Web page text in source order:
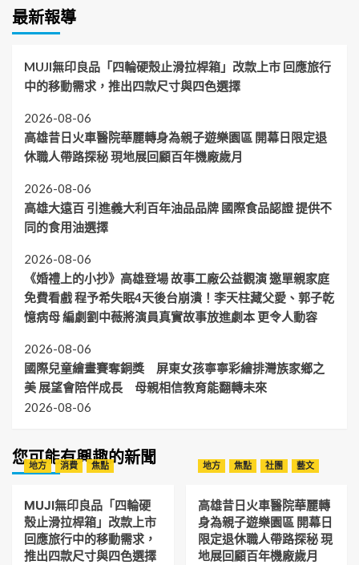
最新報導
MUJI無印良品「四輪硬殼止滑拉桿箱」改款上市 回應旅行
中的移動需求，推出四款尺寸與四色選擇
2026-08-06
高雄昔日火車醫院華麗轉身為親子遊樂園區 開幕日限定退
休職人帶路探秘 現地展回顧百年機廠歲月
2026-08-06
高雄大遠百 引進義大利百年油品品牌 國際食品認證 提供不
同的食用油選擇
2026-08-06
《婚禮上的小抄》高雄登場 故事工廠公益觀演 邀單親家庭
免費看戲 程予希失眠4天後台崩潰！李天柱藏父愛、郭子乾
憶病母 編劇劉中薇將演員真實故事放進劇本 更令人動容
2026-08-06
國際兒童繪畫賽奪銅獎 屏東女孩寧寧彩繪排灣族家鄉之
美 展望會陪伴成長 母親相信教育能翻轉未來
2026-08-06
您可能有興趣的新聞
地方 消費 焦點
MUJI無印良品「四輪硬
殼止滑拉桿箱」改款上市
回應旅行中的移動需求，
推出四款尺寸與四色選擇
地方 焦點 社團 藝文
高雄昔日火車醫院華麗轉
身為親子遊樂園區 開幕日
限定退休職人帶路探秘 現
地展回顧百年機廠歲月